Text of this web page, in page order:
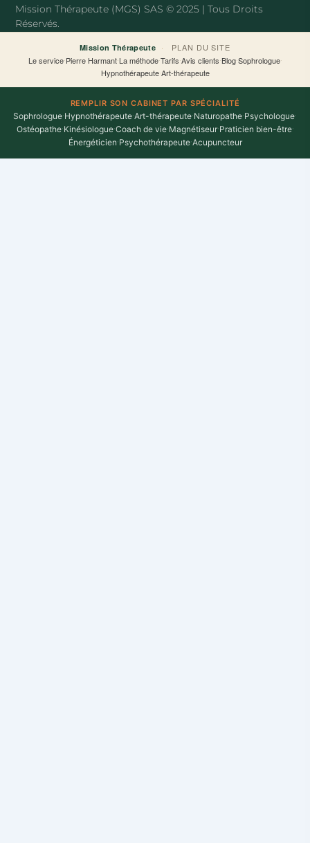
k
-
Mission Thérapeute (MGS) SAS © 2025 | Tous Droits
Réservés.
Mission Thérapeute ·
PLAN DU SITE
Le service·Pierre Harmant·La méthode·Tarifs·Avis clients·Blog·Sophrologue·
Hypnothérapeute·Art-thérapeute
REMPLIR SON CABINET PAR SPÉCIALITÉ
Sophrologue·Hypnothérapeute·Art-thérapeute·Naturopathe·Psychologue·
Ostéopathe·Kinésiologue·Coach de vie·Magnétiseur·Praticien bien-être·
Énergéticien·Psychothérapeute·Acupuncteur